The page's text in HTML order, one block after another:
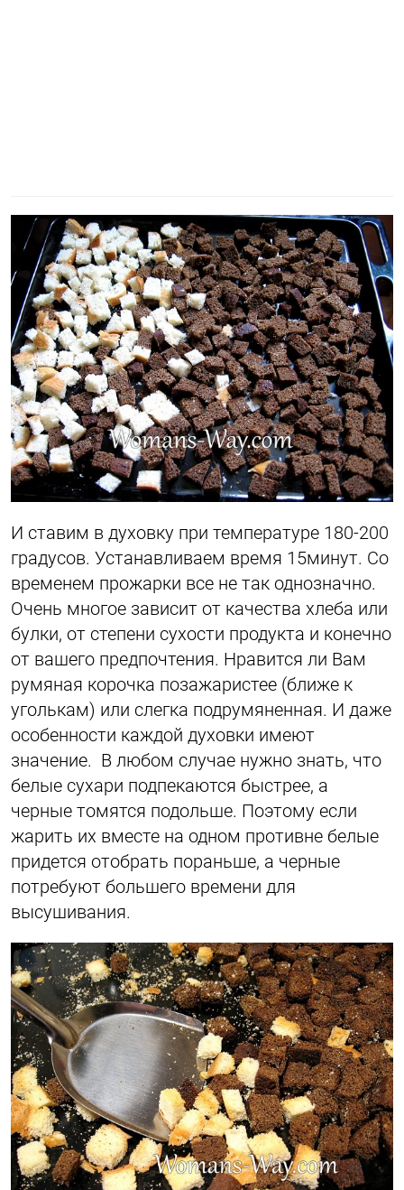
И ставим в духовку при температуре 180-200
градусов. Устанавливаем время 15минут. Со
временем прожарки все не так однозначно.
Очень многое зависит от качества хлеба или
булки, от степени сухости продукта и конечно
от вашего предпочтения. Нравится ли Вам
румяная корочка позажаристее (ближе к
уголькам) или слегка подрумяненная. И даже
особенности каждой духовки имеют
значение. В любом случае нужно знать, что
белые сухари подпекаются быстрее, а
черные томятся подольше. Поэтому если
жарить их вместе на одном противне белые
придется отобрать пораньше, а черные
потребуют большего времени для
высушивания.